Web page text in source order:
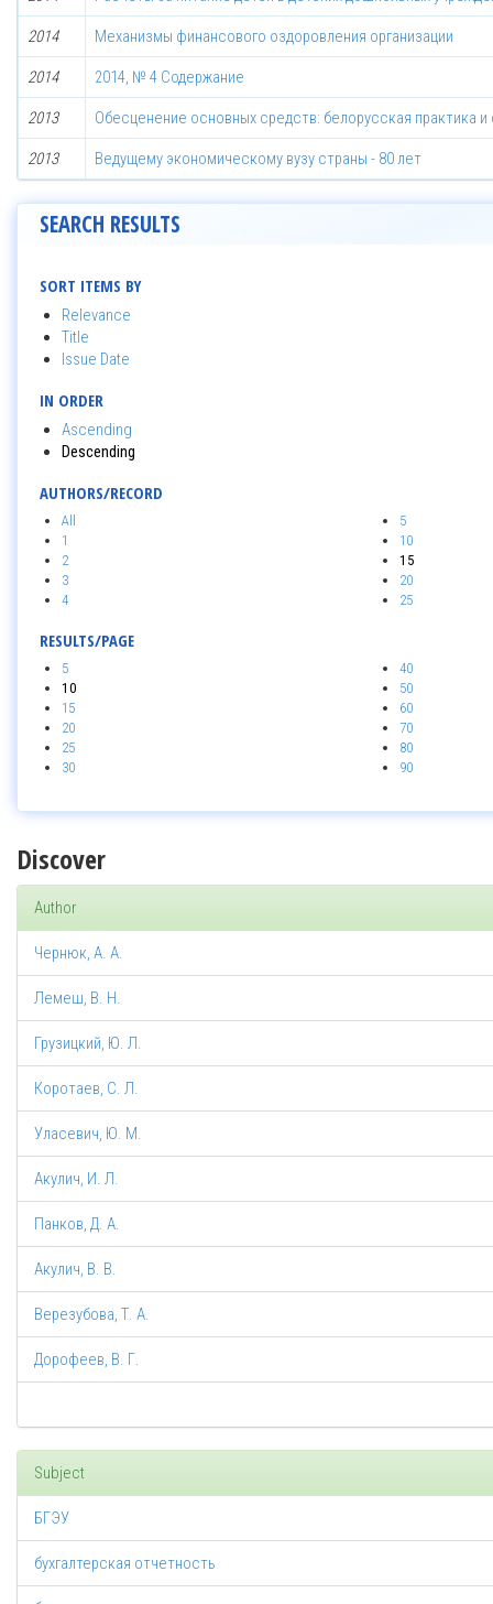
2014 Механизмы финансового оздоровления организации
2014 2014, № 4 Содержание
2013 Обесценение основных средств: белорусская практика
2013 Ведущему экономическому вузу страны - 80 лет
SEARCH RESULTS
SORT ITEMS BY
Relevance
Title
Issue Date
IN ORDER
Ascending
Descending
AUTHORS/RECORD
All
1
2
3
4
5
10
15
20
25
RESULTS/PAGE
5
10
15
20
25
30
40
50
60
70
80
90
Discover
Author
Чернюк, А. А.
Лемеш, В. Н.
Грузицкий, Ю. Л.
Коротаев, С. Л.
Уласевич, Ю. М.
Акулич, И. Л.
Панков, Д. А.
Акулич, В. В.
Верезубова, Т. А.
Дорофеев, В. Г.
Subject
БГЭУ
бухгалтерская отчетность